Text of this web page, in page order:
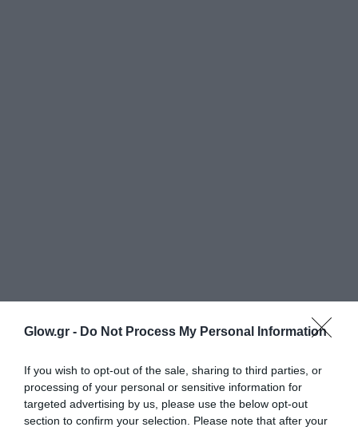
Glow.gr - Do Not Process My Personal Information
If you wish to opt-out of the sale, sharing to third parties, or
processing of your personal or sensitive information for
targeted advertising by us, please use the below opt-out
section to confirm your selection. Please note that after your